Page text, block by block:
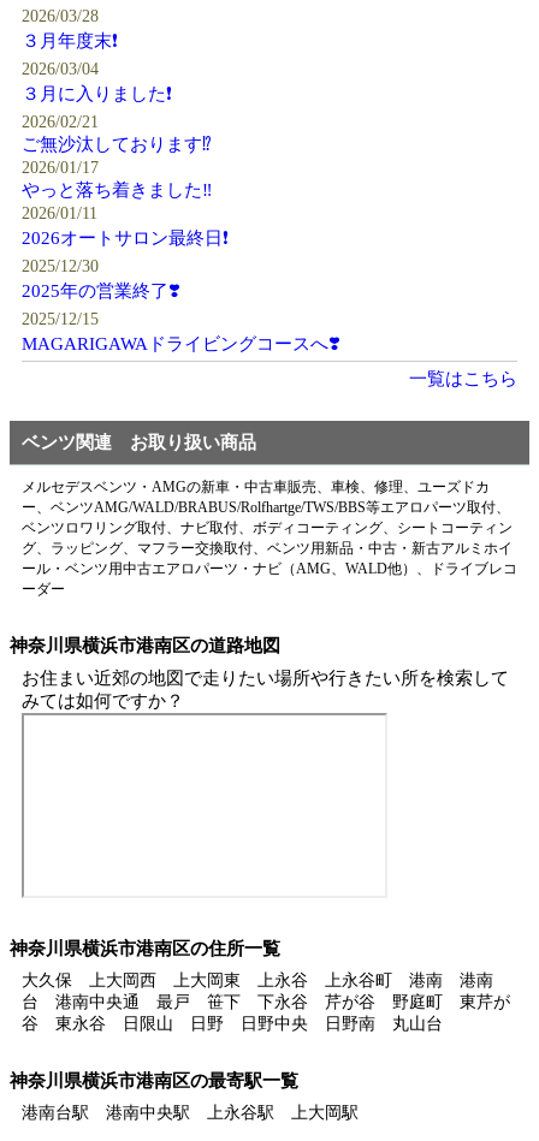
2026/03/28
３月年度末❗️
2026/03/04
３月に入りました❗️
2026/02/21
ご無沙汰しております⁉️
2026/01/17
やっと落ち着きました‼️
2026/01/11
2026オートサロン最終日❗️
2025/12/30
2025年の営業終了❣️
2025/12/15
MAGARIGAWAドライビングコースへ❣️
一覧はこちら
ベンツ関連 お取り扱い商品
メルセデスベンツ・AMGの新車・中古車販売、車検、修理、ユーズドカ
ー、ベンツAMG/WALD/BRABUS/Rolfhartge/TWS/BBS等エアロパーツ取付、
ベンツロワリング取付、ナビ取付、ボディコーティング、シートコーティン
グ、ラッピング、マフラー交換取付、ベンツ用新品・中古・新古アルミホイ
ール・ベンツ用中古エアロパーツ・ナビ（AMG、WALD他）、ドライブレコ
ーダー
神奈川県横浜市港南区の道路地図
お住まい近郊の地図で走りたい場所や行きたい所を検索して
みては如何ですか？
神奈川県横浜市港南区の住所一覧
大久保 上大岡西 上大岡東 上永谷 上永谷町 港南 港南
台 港南中央通 最戸 笹下 下永谷 芹が谷 野庭町 東芹が
谷 東永谷 日限山 日野 日野中央 日野南 丸山台
神奈川県横浜市港南区の最寄駅一覧
港南台駅 港南中央駅 上永谷駅 上大岡駅